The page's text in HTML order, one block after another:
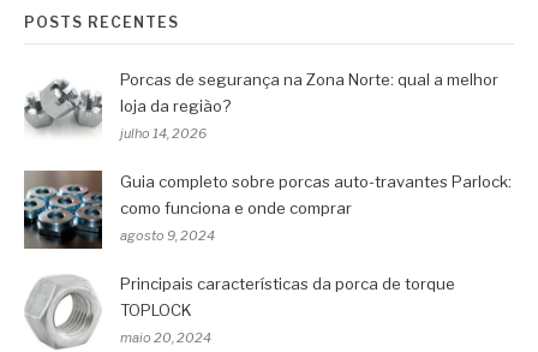
POSTS RECENTES
Porcas de segurança na Zona Norte: qual a melhor
loja da região?
julho 14, 2026
Guia completo sobre porcas auto-travantes Parlock:
como funciona e onde comprar
agosto 9, 2024
Principais características da porca de torque
TOPLOCK
maio 20, 2024